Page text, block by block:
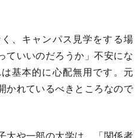
、キャンパス見学をする場
ていいのだろうか」不安にな
基本的に心配無用です。元
かれているべきところなので
や一部の大学は、「関係者